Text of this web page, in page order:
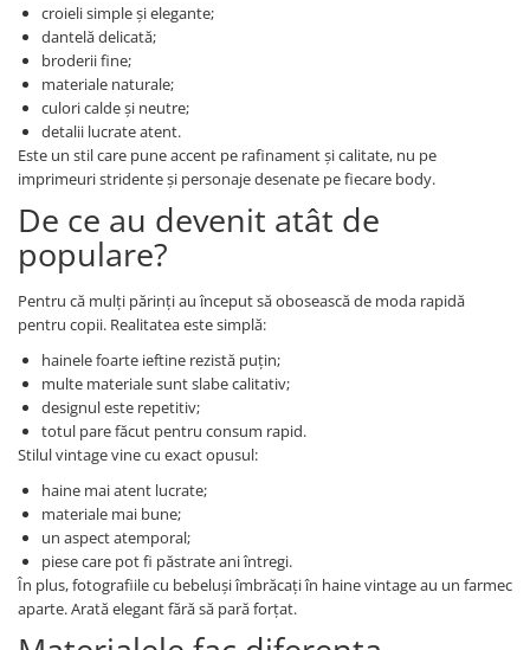
croieli simple și elegante;
dantelă delicată;
broderii fine;
materiale naturale;
culori calde și neutre;
detalii lucrate atent.
Este un stil care pune accent pe rafinament și calitate, nu pe
imprimeuri stridente și personaje desenate pe fiecare body.
De ce au devenit atât de
populare?
Pentru că mulți părinți au început să obosească de moda rapidă
pentru copii. Realitatea este simplă:
hainele foarte ieftine rezistă puțin;
multe materiale sunt slabe calitativ;
designul este repetitiv;
totul pare făcut pentru consum rapid.
Stilul vintage vine cu exact opusul:
haine mai atent lucrate;
materiale mai bune;
un aspect atemporal;
piese care pot fi păstrate ani întregi.
În plus, fotografiile cu bebeluși îmbrăcați în haine vintage au un farmec
aparte. Arată elegant fără să pară forțat.